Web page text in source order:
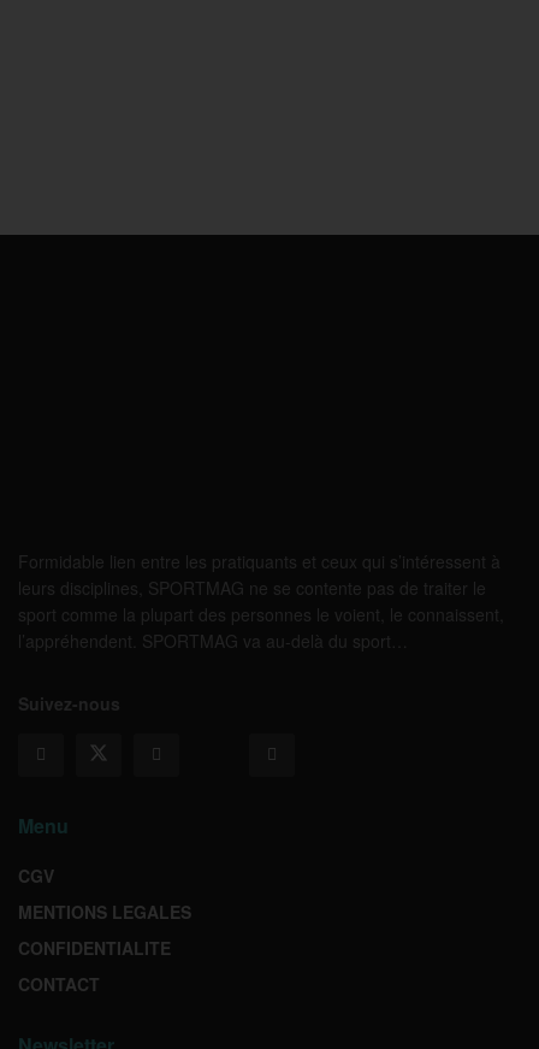
Formidable lien entre les pratiquants et ceux qui s’intéressent à
leurs disciplines, SPORTMAG ne se contente pas de traiter le
sport comme la plupart des personnes le voient, le connaissent,
l’appréhendent. SPORTMAG va au-delà du sport…
Suivez-nous
Menu
CGV
MENTIONS LEGALES
CONFIDENTIALITE
CONTACT